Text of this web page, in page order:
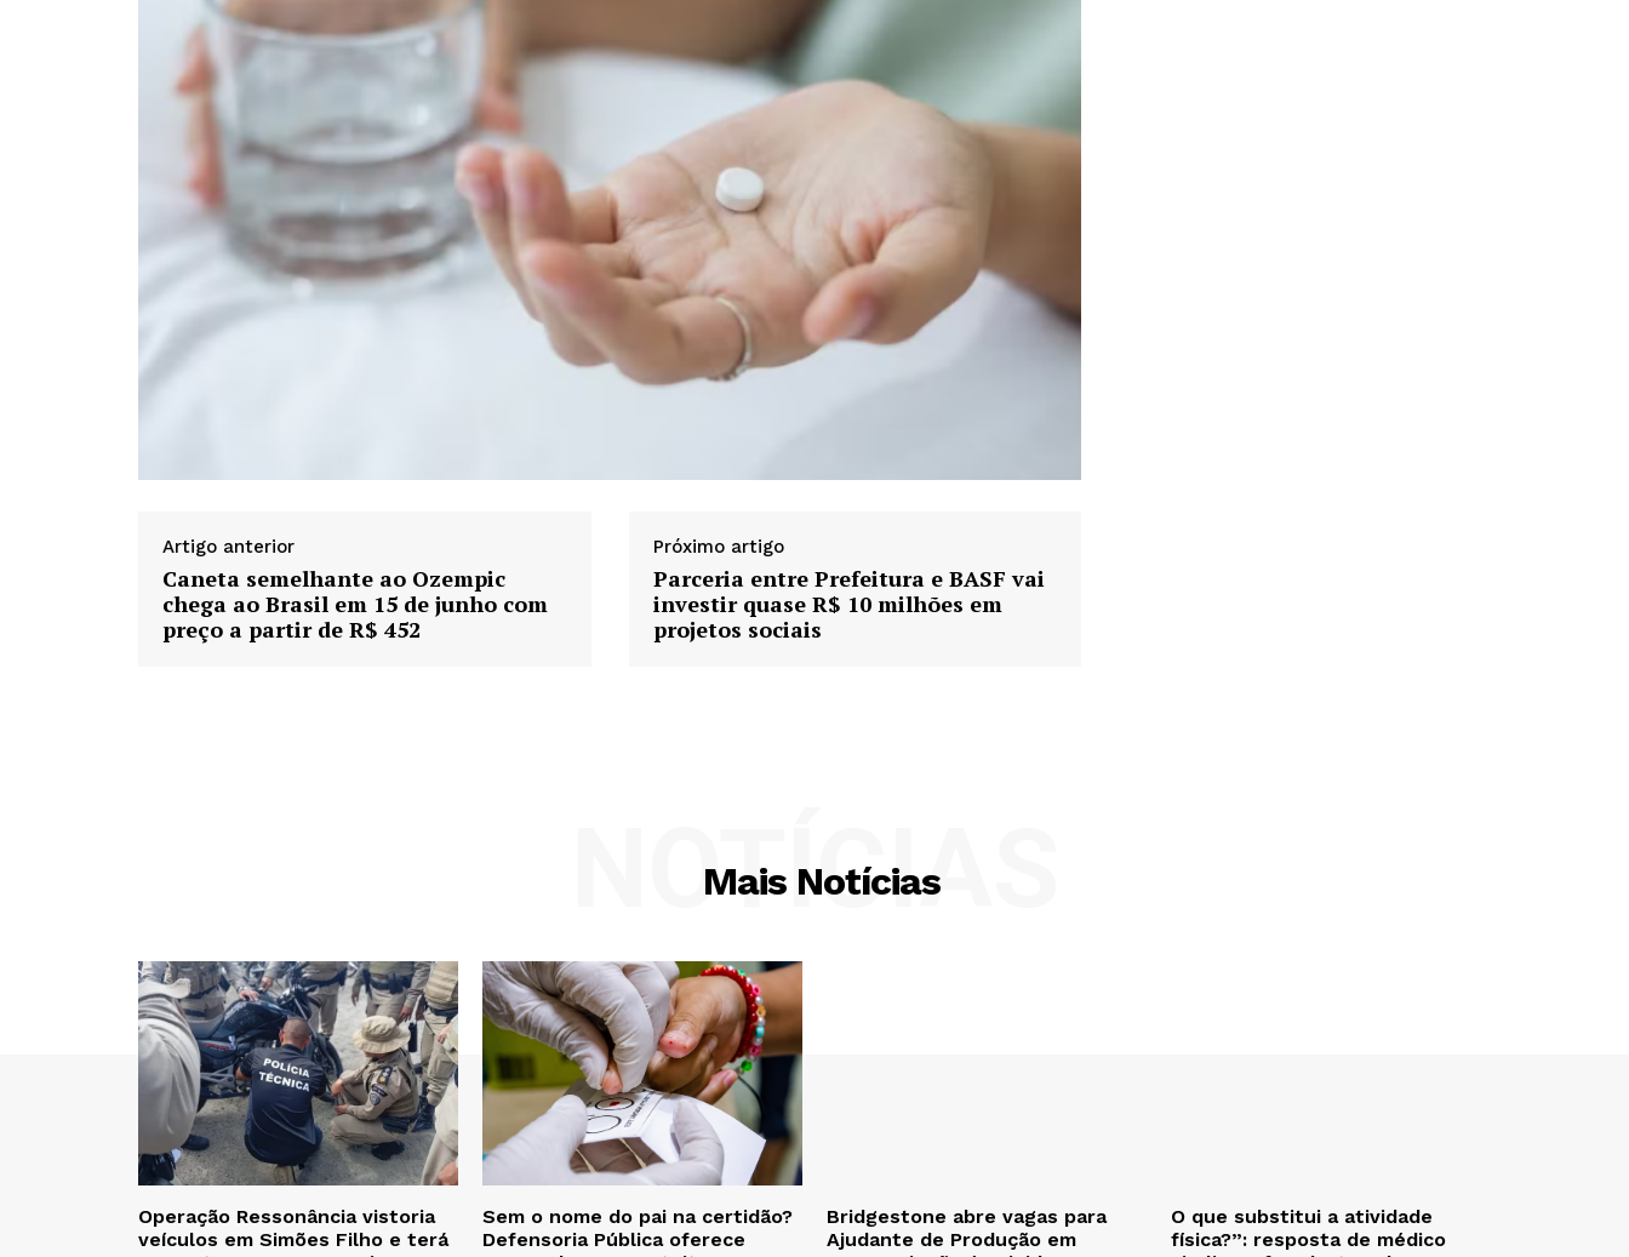
Artigo anterior
Caneta semelhante ao Ozempic
chega ao Brasil em 15 de junho com
preço a partir de R$ 452
Próximo artigo
Parceria entre Prefeitura e BASF vai
investir quase R$ 10 milhões em
projetos sociais
Mais Notícias
NOTÍCIAS
Operação Ressonância vistoria
veículos em Simões Filho e terá
Sem o nome do pai na certidão?
Defensoria Pública oferece
Bridgestone abre vagas para
Ajudante de Produção em
O que substitui a atividade
física?”: resposta de médico